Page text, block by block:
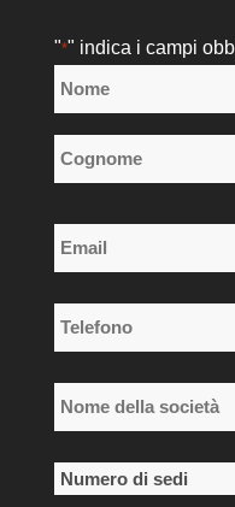
"*" indica i campi
Nome
*
Email
*
Telefono
*
Nome
della
società
*
Numero